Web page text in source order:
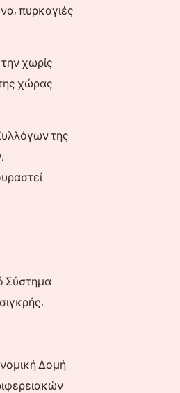
πυρκαγιές
χωρίς
χώρας
της
Σύστημα
Δομή